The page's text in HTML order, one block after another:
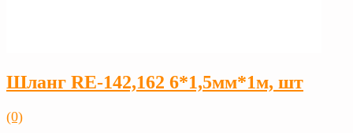
Шланг RE-142,162 6*1,5мм*1м, шт
(0)